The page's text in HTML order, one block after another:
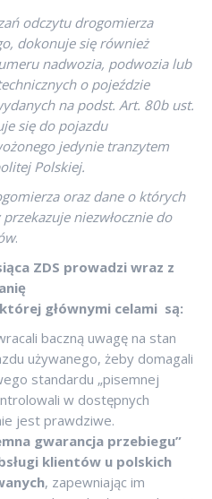
odczytu drogomierza
dokonuje się również
nadwozia, podwozia lub
o pojeździe
na podst. Art. 80b ust.
się do pojazdu
jedynie tranzytem
Polskiej.
oraz dane o których
niezwłocznie do
.
ZDS prowadzi wraz z
głównymi celami są:
baczną uwagę na stan
używanego, żeby domagali
standardu „pisemnej
w dostępnych
jest prawdziwe.
gwarancja przebiegu”
klientów u polskich
, zapewniając im